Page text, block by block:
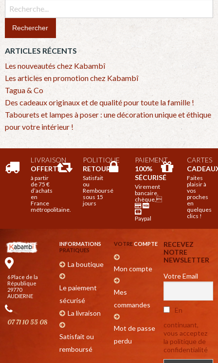
Recherchez
:
ARTICLES RÉCENTS
Les nouveautés chez Kabambî
Les articles en promotion chez Kabambî
Tagua & Co
Des cadeaux originaux et de qualité pour toute la famille !
Tabourets et lampes à poser : une décoration unique et éthique
pour votre intérieur !
LIVRAISON
OFFERTE
à partir
de 75 €
d’achats
en
France
métropolitaine.
POLITIQUE
RETOUR
Satisfait
ou
Remboursé
sous 15
jours
PAIEMENT
100%
SÉCURISÉ
Virement
bancaire,
chèque,
Paypal
CARTES
Faites
plaisir à
vos
proches
en
quelques
clics !
6 Place de la
République
29770
AUDIERNE
07 71 10 55 08
INFORMATIONS
PRATIQUES
La boutique
Le paiement
sécurisé
La livraison
Satisfait ou
remboursé
VOTRECOMPTE
Mon compte
Mes
commandes
Mot de passe
perdu
RECEVEZ
NOTRE
NEWSLETTER
Votre Email
En
continuant,
vous acceptez
la politique de
confidentialité